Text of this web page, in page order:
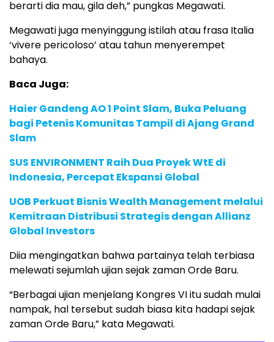
berarti dia mau, gila deh,” pungkas Megawati.
Megawati juga menyinggung istilah atau frasa Italia
‘vivere pericoloso’ atau tahun menyerempet
bahaya.
Baca Juga:
Haier Gandeng AO 1 Point Slam, Buka Peluang
bagi Petenis Komunitas Tampil di Ajang Grand
Slam
SUS ENVIRONMENT Raih Dua Proyek WtE di
Indonesia, Percepat Ekspansi Global
UOB Perkuat Bisnis Wealth Management melalui
Kemitraan Distribusi Strategis dengan Allianz
Global Investors
Diia mengingatkan bahwa partainya telah terbiasa
melewati sejumlah ujian sejak zaman Orde Baru.
“Berbagai ujian menjelang Kongres VI itu sudah mulai
nampak, hal tersebut sudah biasa kita hadapi sejak
zaman Orde Baru,” kata Megawati.